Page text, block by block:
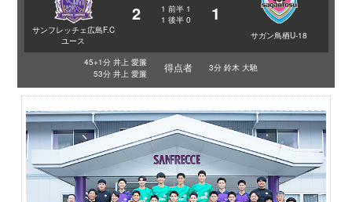
サンフレッチェ広島F.C
ユース
2 1 前半 1
1 後半 0 1
サガン鳥栖U-18
45+1分 井上 愛簾
53分 井上 愛簾
得点者 3分 鈴木 大馳